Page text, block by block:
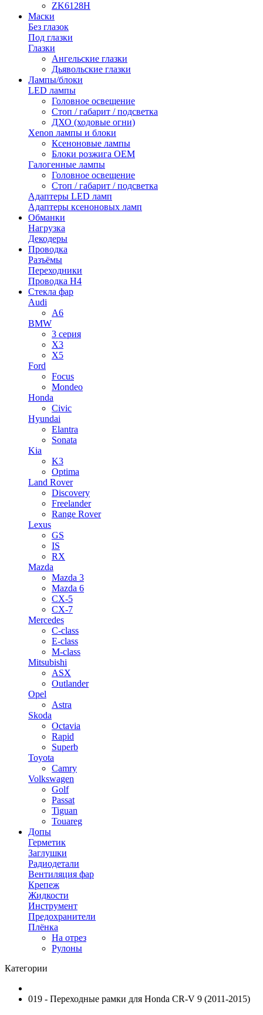
ZK6128H
Маски
Без глазок
Под глазки
Глазки
Ангельские глазки
Дьявольские глазки
Лампы/блоки
LED лампы
Головное освещение
Стоп / габарит / подсветка
ДХО (ходовые огни)
Xenon лампы и блоки
Ксеноновые лампы
Блоки розжига OEM
Галогенные лампы
Головное освещение
Стоп / габарит / подсветка
Адаптеры LED ламп
Адаптеры ксеноновых ламп
Обманки
Нагрузка
Декодеры
Проводка
Разъёмы
Переходники
Проводка H4
Стекла фар
Audi
A6
BMW
3 серия
X3
X5
Ford
Focus
Mondeo
Honda
Civic
Hyundai
Elantra
Sonata
Kia
K3
Optima
Land Rover
Discovery
Freelander
Range Rover
Lexus
GS
IS
RX
Mazda
Mazda 3
Mazda 6
CX-5
CX-7
Mercedes
C-class
E-class
M-class
Mitsubishi
ASX
Outlander
Opel
Astra
Skoda
Octavia
Rapid
Superb
Toyota
Camry
Volkswagen
Golf
Passat
Tiguan
Touareg
Допы
Герметик
Заглушки
Радиодетали
Вентиляция фар
Крепеж
Жидкости
Инструмент
Предохранители
Плёнка
На отрез
Рулоны
Категории
019 - Переходные рамки для Honda CR-V 9 (2011-2015)